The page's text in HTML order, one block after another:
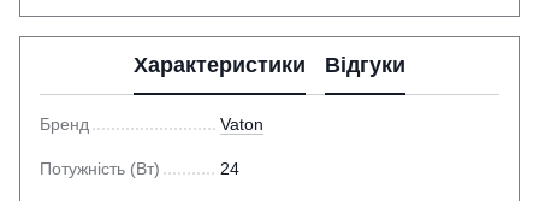
Характеристики Відгуки
Бренд Vaton
Потужність (Вт) 24